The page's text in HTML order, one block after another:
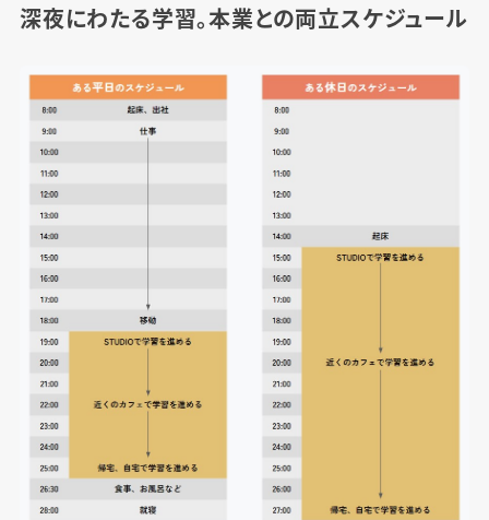
深夜にわたる学習。本業との両立スケジュール